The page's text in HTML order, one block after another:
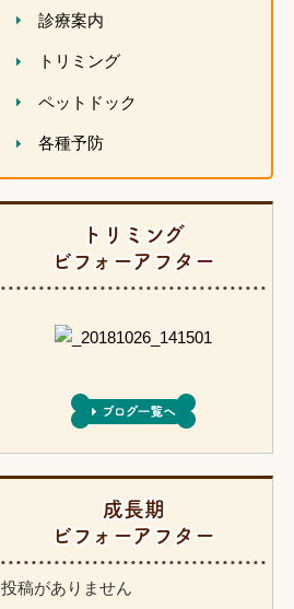
診療案内
トリミング
ペットドック
各種予防
トリミング
ビフォーアフター
成長期
ビフォーアフター
投稿がありません